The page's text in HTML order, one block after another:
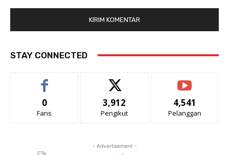
STAY CONNECTED
0
Fans
3,912
Pengikut
4,541
Pelanggan
- Advertisement -